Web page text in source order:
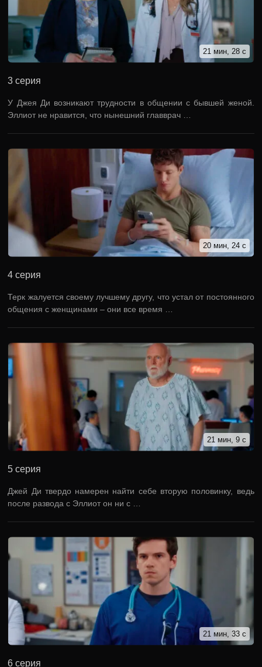
21 мин, 28 с
3 серия
У Джея Ди возникают трудности в общении с бывшей женой.
Эллиот не нравится, что нынешний главврач …
20 мин, 24 с
4 серия
Терк жалуется своему лучшему другу, что устал от постоянного
общения с женщинами – они все время …
21 мин, 9 с
5 серия
Джей Ди твердо намерен найти себе вторую половинку, ведь
после развода с Эллиот он ни с …
21 мин, 33 с
6 серия